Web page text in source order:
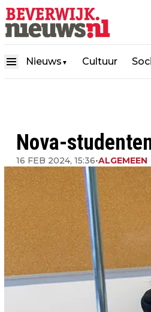
Nieuws ▼ Cultuur
Nova-
16 FEB 2024, 15:36•ALGEMEEN